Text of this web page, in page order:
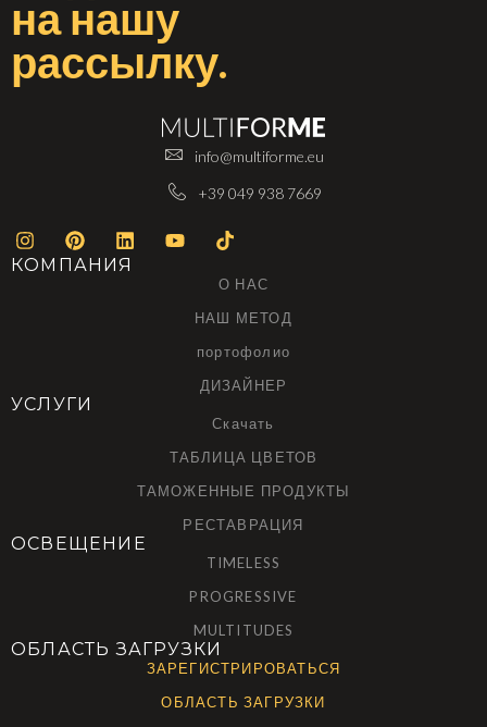
нанашу
рассылку.
info@multiforme.eu
+39 049 938 7669
КОМПАНИЯ
О НАС
НАШ МЕТОД
портофолио
ДИЗАЙНЕР
УСЛУГИ
Скачать
ТАБЛИЦА ЦВЕТОВ
ТАМОЖЕННЫЕ ПРОДУКТЫ
РЕСТАВРАЦИЯ
ОСВЕЩЕНИЕ
TIMELESS
PROGRESSIVE
MULTITUDES
ОБЛАСТЬ ЗАГРУЗКИ
ЗАРЕГИСТРИРОВАТЬСЯ
ОБЛАСТЬ ЗАГРУЗКИ